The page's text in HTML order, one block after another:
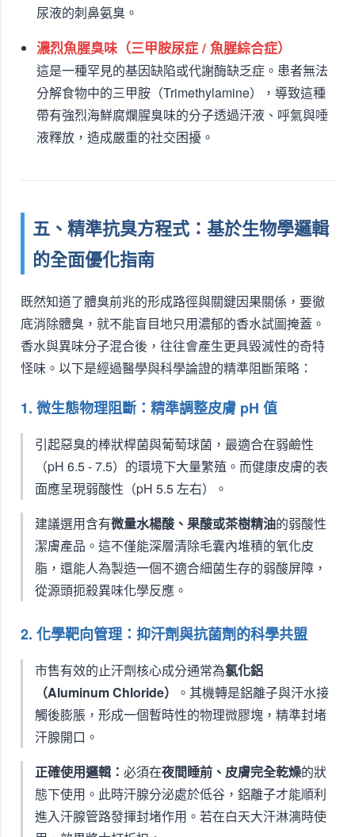
尿液的刺鼻氨臭。
濃烈魚腥臭味（三甲胺尿症 / 魚腥綜合症）
這是一種罕見的基因缺陷或代謝酶缺乏症。患者無法
分解食物中的三甲胺（Trimethylamine），導致這種
帶有強烈海鮮腐爛腥臭味的分子透過汗液、呼氣與唾
液釋放，造成嚴重的社交困擾。
五、精準抗臭方程式：基於生物學邏輯
的全面優化指南
既然知道了體臭前兆的形成路徑與關鍵因果關係，要徹
底消除體臭，就不能盲目地只用濃郁的香水試圖掩蓋。
香水與異味分子混合後，往往會產生更具毀滅性的奇特
怪味。以下是經過醫學與科學論證的精準阻斷策略：
1. 微生態物理阻斷：精準調整皮膚 pH 值
引起惡臭的棒狀桿菌與葡萄球菌，最適合在弱鹼性
（pH 6.5 - 7.5）的環境下大量繁殖。而健康皮膚的表
面應呈現弱酸性（pH 5.5 左右）。
建議選用含有微量水楊酸、果酸或茶樹精油的弱酸性
潔膚產品。這不僅能深層清除毛囊內堆積的氧化皮
脂，還能人為製造一個不適合細菌生存的弱酸屏障，
從源頭扼殺異味化學反應。
2. 化學靶向管理：抑汗劑與抗菌劑的科學共盟
市售有效的止汗劑核心成分通常為氯化鋁
（Aluminum Chloride）
。其機轉是鋁離子與汗水接
觸後膨脹，形成一個暫時性的物理微膠塊，精準封堵
汗腺開口。
正確使用邏輯： 必須在夜間睡前、皮膚完全乾燥的狀
態下使用。此時汗腺分泌處於低谷，鋁離子才能順利
進入汗腺管路發揮封堵作用。若在白天大汗淋漓時使